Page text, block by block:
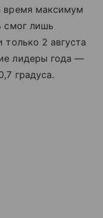
время максимум
смог лишь
только 2 августа
лидеры года —
градуса.